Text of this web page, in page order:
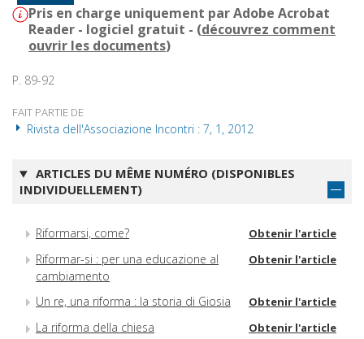
Pris en charge uniquement par Adobe Acrobat
Reader - logiciel gratuit - (découvrez comment
ouvrir les documents)
P. 89-92
FAIT PARTIE DE
Rivista dell'Associazione Incontri : 7, 1, 2012
ARTICLES DU MÊME NUMÉRO (DISPONIBLES
INDIVIDUELLEMENT)
Riformarsi, come? Obtenir l'article
Riformar-si : per una educazione al
cambiamento
Obtenir l'article
Un re, una riforma : la storia di Giosia Obtenir l'article
La riforma della chiesa Obtenir l'article